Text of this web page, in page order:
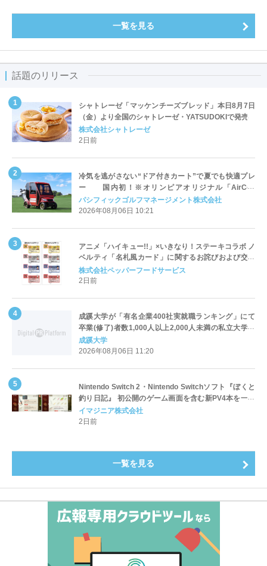
一覧を見る
話題のリリース
シャトレーゼ「マッケンチーズブレッド」本日8月7日
（金）より全国のシャトレーゼ・YATSUDOKIで発売
株式会社シャトレーゼ
2日前
冷気を逃がさない“ドア付きカート”で夏でも快適プレ
ー 国内初！※オリンピアオリジナル「AirCon
Cart（エアコンカート）」導入 | ＰＧＭ
パシフィックゴルフマネージメント株式会社
2026年08月06日 10:21
アニメ「ハイキュー!!」×いきなり！ステーキコラボ ノ
ベルティ「名札風カード」に関するお詫びおよび交換
対応についてのご案内
株式会社ペッパーフードサービス
2日前
成蹊大学が「有名企業400社実就職ランキング」にて
卒業(修了)者数1,000人以上2,000人未満の私立大学で
全国第1位を獲得！～実就職率は26.5%（前年比＋
4.3pt）に伸長、東京の私立大学でも10位にランクイン
成蹊大学
2026年08月06日 11:20
Nintendo Switch 2・Nintendo Switchソフト『ぼくと
釣り日記』 初公開のゲーム画面を含む新PV4本を一挙
公開！
イマジニア株式会社
2日前
一覧を見る